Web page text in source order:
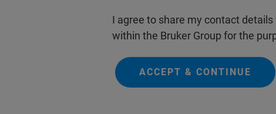
I agree to share my contact
within the Bruker Group for the
ACCEPT & CONTINUE